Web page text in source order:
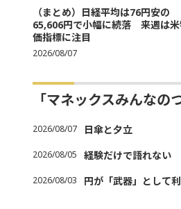
（まとめ）日経平均は76円安の
65,606円で小幅に続落 来週は
価指標に注目
2026/08/07
「マネックスみんな
2026/08/07 日傘と夕立
2026/08/05 経験だけで語れない
2026/08/03 円が「武器」として